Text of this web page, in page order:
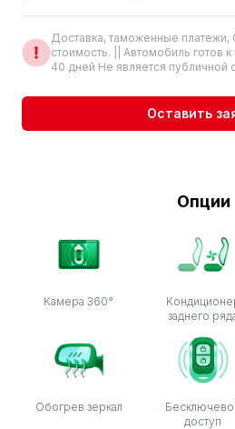
Доставка, таможенные
стоимость. || Автомобиль готов
40 дней Не является публичной
Оставить
Опции
Камера 360°
заднего
Обогрев зеркал
доступ